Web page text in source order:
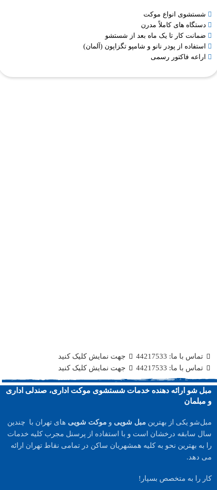
شستشوی انواع موکت
دستگاه های کاملاً مدرن
ضمانت کار تا یک ماه بعد از شستشو
استفاده از پودر نانو و شامپو تگزاپون (آلمان)
اراعه فاکتور رسمی
تماس با ما: 44217533
جهت نمایش کلیک کنید
تماس با ما: 44217533
جهت نمایش کلیک کنید
مبل شو ارائه دهنده خدمات شستشوی موکت اداری، صندلی اداری
و مبلمان
مبل‌شو یکی از بهترینمبل شویی وموکت شویی های تهران با چندین
سال سابقه درخشان است و با استفاده از پرسنل مجرب کلیه خدمات
را به بهترین نحو به کلیه همشهریان ساکن در تمامی نقاط تهران ارائه
می دهد.
کار را به متخصص بسپار!